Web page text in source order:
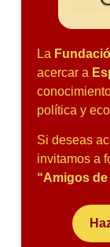
La
acercar a
política y
Si deseas
invitamos a
“Amigos